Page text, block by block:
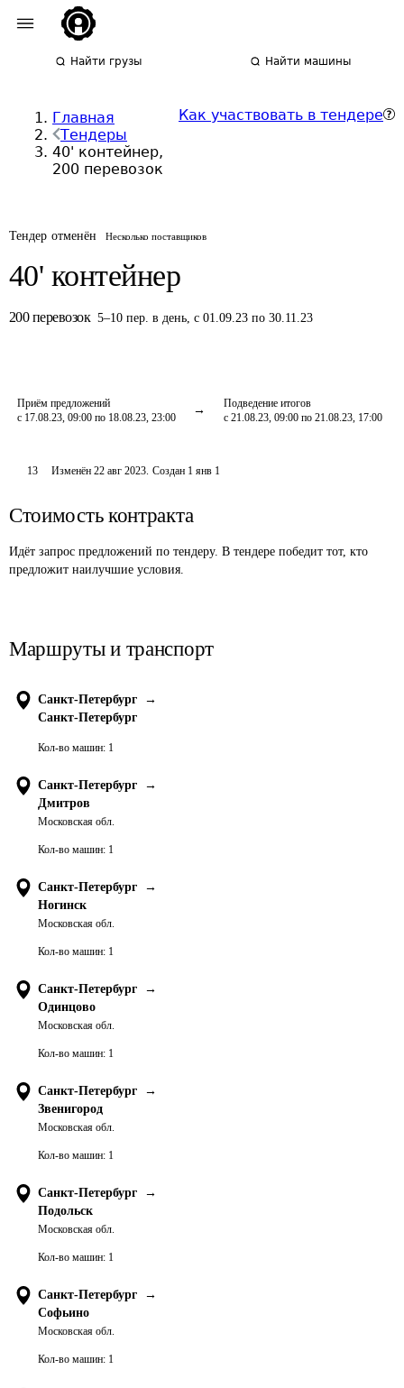
Найти грузы Найти машины
Главная
Тендеры
40' контейнер,
200 перевозок
Как участвовать в тендере
Тендер отменён Несколько поставщиков
40' контейнер
200 перевозок 5–10 пер. в день,с 01.09.23 по 30.11.23
Приём предложений
с 17.08.23, 09:00 по 18.08.23, 23:00
Подведение итогов
с 21.08.23, 09:00 по 21.08.23, 17:00
13 Изменён22 авг 2023. Создан 1 янв 1
Стоимость контракта
Идёт запрос предложений по тендеру. В тендере победит тот, кто
предложит наилучшие условия.
Маршруты и транспорт
Санкт-Петербург
→
Санкт-Петербург
Кол-во машин: 1
Санкт-Петербург
→
Дмитров
Московская обл.
Кол-во машин: 1
Санкт-Петербург
→
Ногинск
Московская обл.
Кол-во машин: 1
Санкт-Петербург
→
Одинцово
Московская обл.
Кол-во машин: 1
Санкт-Петербург
→
Звенигород
Московская обл.
Кол-во машин: 1
Санкт-Петербург
→
Подольск
Московская обл.
Кол-во машин: 1
Санкт-Петербург
→
Софьино
Московская обл.
Кол-во машин: 1